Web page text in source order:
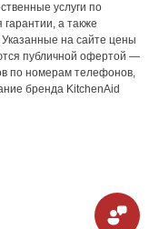
услуги по
а также
Указанные на сайте цены
публичной офертой —
по номерам телефонов,
бренда KitchenAid